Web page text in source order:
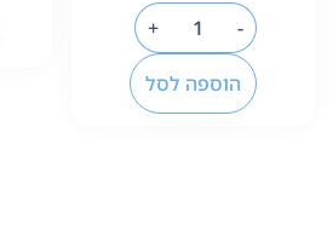
-
+
הוספה לסל